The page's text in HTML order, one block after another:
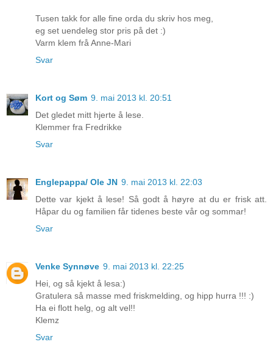
Tusen takk for alle fine orda du skriv hos meg,
eg set uendeleg stor pris på det :)
Varm klem frå Anne-Mari
Svar
Kort og Søm 9. mai 2013 kl. 20:51
Det gledet mitt hjerte å lese.
Klemmer fra Fredrikke
Svar
Englepappa/ Ole JN 9. mai 2013 kl. 22:03
Dette var kjekt å lese! Så godt å høyre at du er frisk att.
Håpar du og familien får tidenes beste vår og sommar!
Svar
Venke Synnøve 9. mai 2013 kl. 22:25
Hei, og så kjekt å lesa:)
Gratulera så masse med friskmelding, og hipp hurra !!! :)
Ha ei flott helg, og alt vel!!
Klemz
Svar